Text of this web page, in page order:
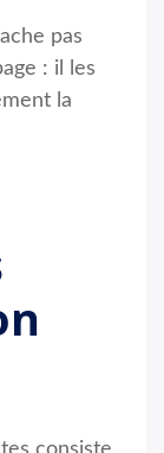
pas
: il les
la